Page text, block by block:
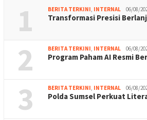
1 BERITA TERKINI, INTERNAL 06/08/
Transformasi Presisi
2 BERITA TERKINI, INTERNAL 06/08/
Program Paham AI Resmi
3 BERITA TERKINI, INTERNAL 06/08/
Polda Sumsel Perkuat